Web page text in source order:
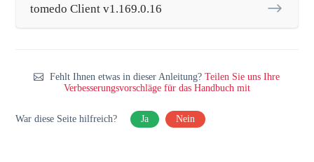
tomedo Client v1.169.0.16
Fehlt Ihnen etwas in dieser Anleitung?Teilen Sie uns Ihre
Verbesserungsvorschläge für das Handbuch mit
War diese Seite hilfreich? Ja Nein